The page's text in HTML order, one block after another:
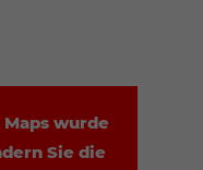
Maps wurde
Sie die